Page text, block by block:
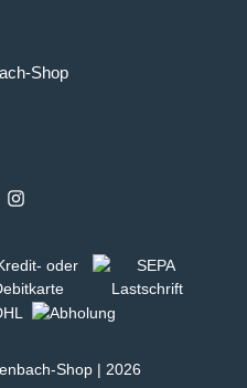
Shop | 2026